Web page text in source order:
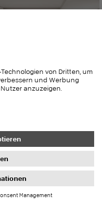
den zweiten Blick: Fein
ein kristalliner Effekt
Braunschattierungen
lassen ihn wärmer
für diesen kleinforma-
moderne Note. Alternativ:
und
Newsletter!